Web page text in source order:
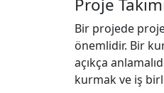
Proje
Bir projede
önemlidir. Bir
açıkça
kurmak ve iş